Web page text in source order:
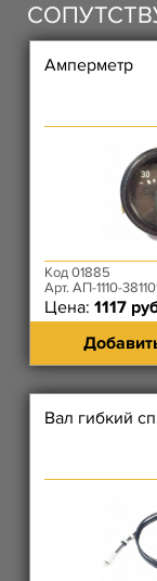
Амперметр
Код 01885
Арт. АП-1110-
Цена: 1117
Вал гибкий